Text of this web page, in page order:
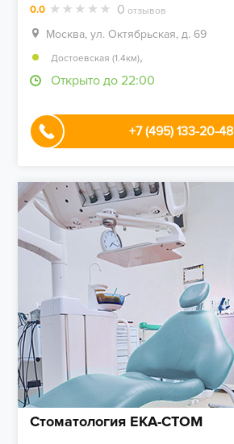
0.0 0 отзывов
Москва, ул. Октябрьская, д. 69
Достоевская (1.4км),
Открыто до 22:00
+7 (495) 133-20-48
Стоматология ЕКА-СТОМ